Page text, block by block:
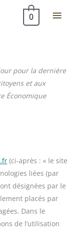
0
pour la dernière
et aux
Économique
(ci-après : « le site
liées (par
désignées par le
placés par
Dans le
de l’utilisation